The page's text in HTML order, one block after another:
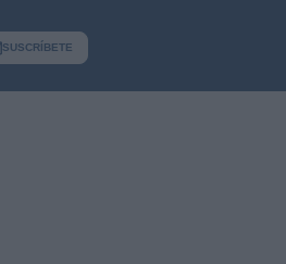
SUSCRÍBETE